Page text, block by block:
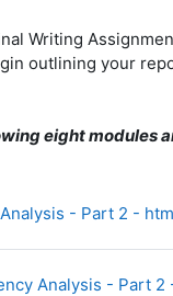
Writing
outlining your
eight modules
- Part 2 -
Analysis - Part 2